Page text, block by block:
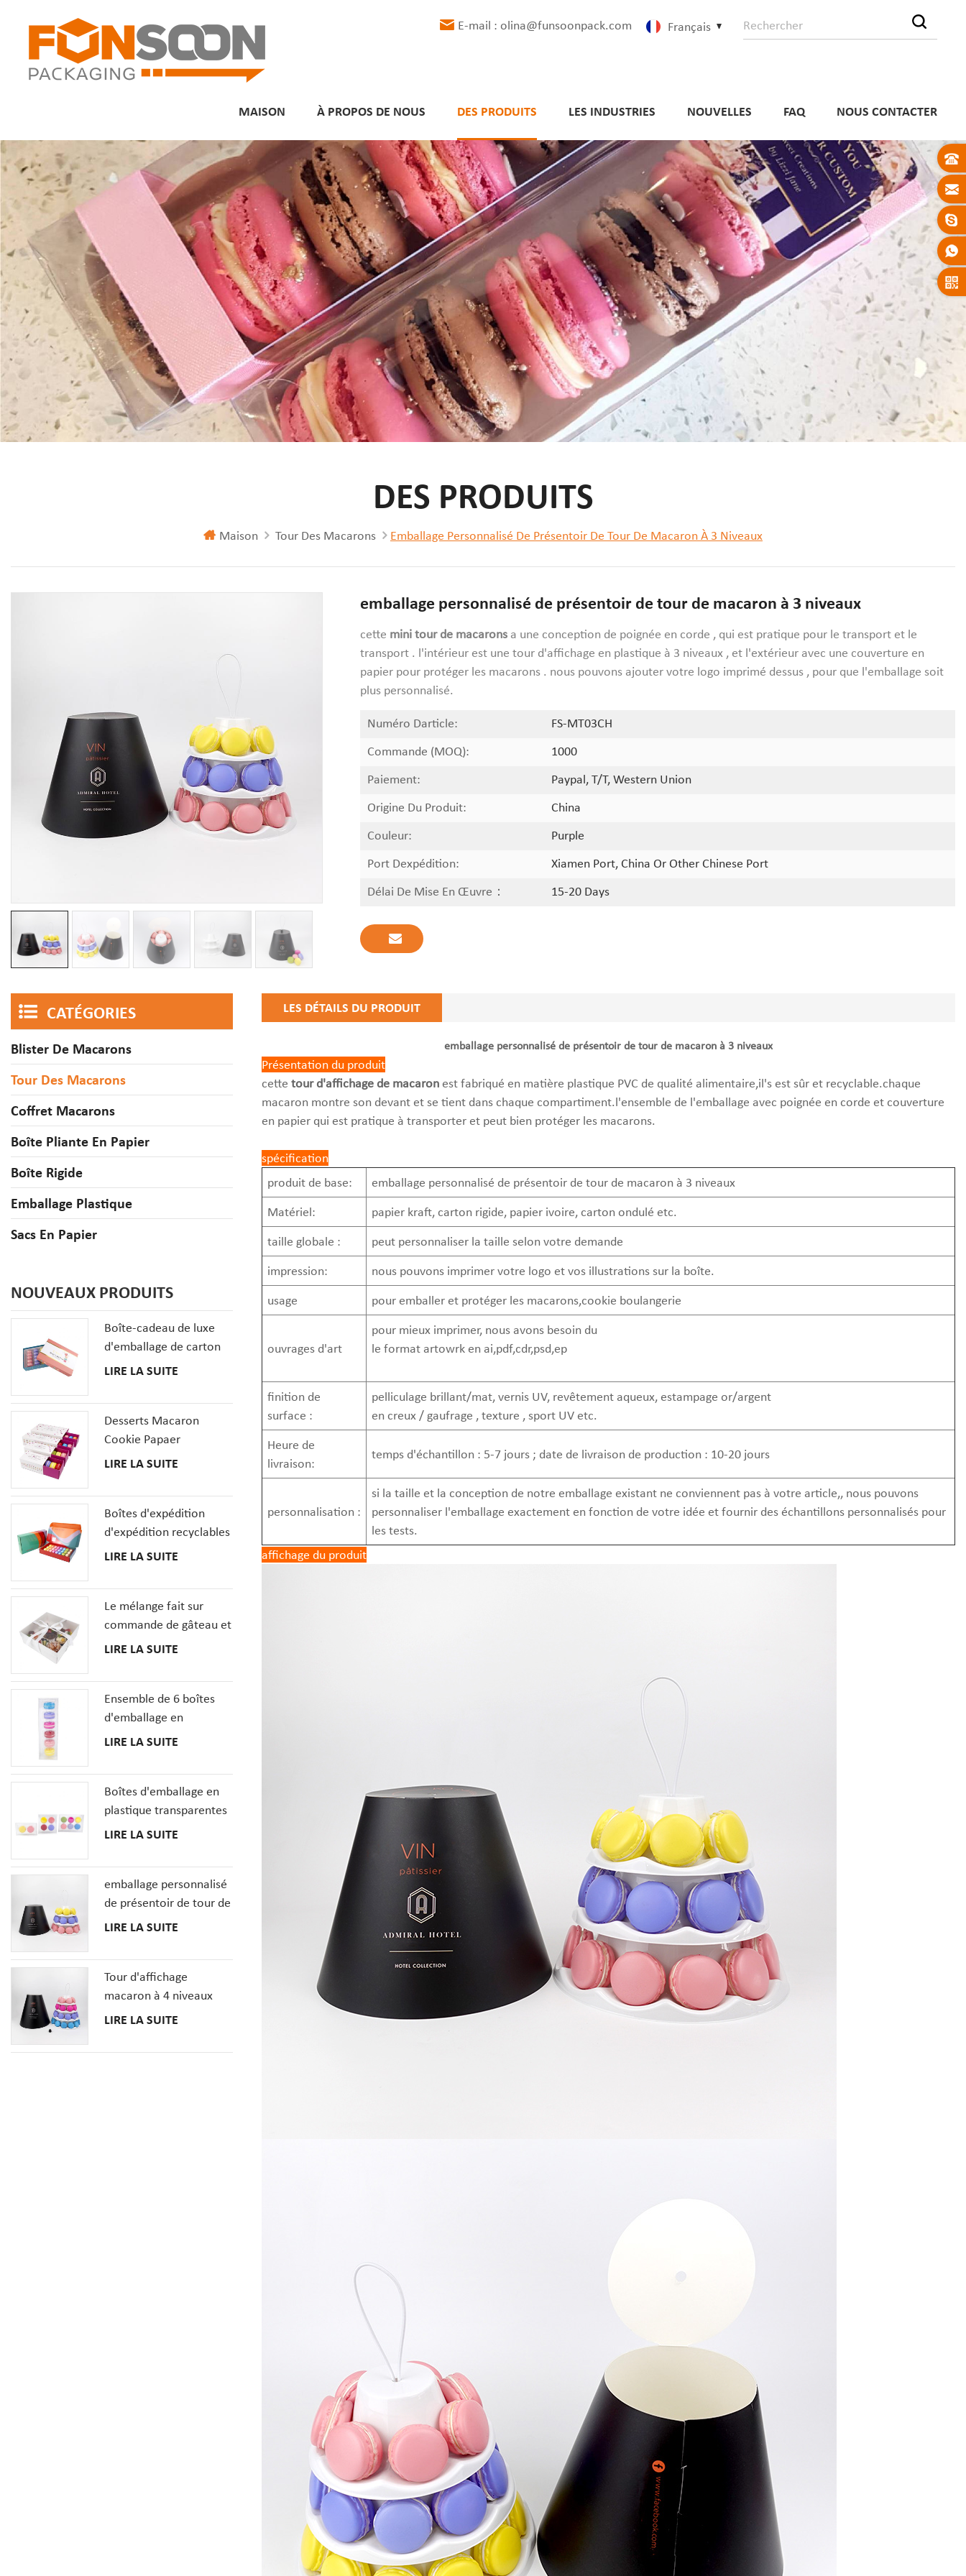
E-mail : olina@funsoonpack.com Français
MAISON À PROPOS DE NOUS DES PRODUITS LES INDUSTRIES NOUVELLES FAQ NOUS CONTACTER
DES PRODUITS
Maison Tour Des Macarons Emballage Personnalisé De Présentoir De Tour De Macaron À 3 Niveaux
emballage personnalisé de présentoir de tour de macaron à 3 niveaux
cette mini tour de macarons a une conception de poignée en corde , qui est pratique pour le transport et le
transport . l'intérieur est une tour d'affichage en plastique à 3 niveaux , et l'extérieur avec une couverture en
papier pour protéger les macarons . nous pouvons ajouter votre logo imprimé dessus , pour que l'emballage soit
plus personnalisé.
Numéro Darticle:
FS-MT03CH
Commande (MOQ):
1000
Paiement:
Paypal, T/T, Western Union
Origine Du Produit:
China
Couleur:
Purple
Port Dexpédition:
Xiamen Port, China Or Other Chinese Port
Délai De Mise En Œuvre：
15-20 Days
LES DÉTAILS DU PRODUIT
emballage personnalisé de présentoir de tour de macaron à 3 niveaux
Présentation du produit
cette tour d'affichage de macaronest fabriqué en matière plastique PVC de qualité alimentaire,il's est sûr et recyclable.chaque
macaron montre son devant et se tient dans chaque compartiment.l'ensemble de l'emballage avec poignée en corde et couverture
en papier qui est pratique à transporter et peut bien protéger les macarons.
spécification
produit de base:
emballage personnalisé de présentoir de tour de macaron à 3 niveaux
Matériel:
papier kraft, carton rigide, papier ivoire, carton ondulé etc.
taille globale :
peut personnaliser la taille selon votre demande
impression:
nous pouvons imprimer votre logo et vos illustrations sur la boîte.
usage
pour emballer et protéger les macarons,cookie boulangerie
ouvrages d'art
pour mieux imprimer, nous avons besoin du
le format artowrk en ai,pdf,cdr,psd,ep
finition de
surface :
pelliculage brillant/mat, vernis UV, revêtement aqueux, estampage or/argent
en creux / gaufrage , texture , sport UV etc.
Heure de
livraison:
temps d'échantillon : 5-7 jours ; date de livraison de production : 10-20 jours
personnalisation :
si la taille et la conception de notre emballage existant ne conviennent pas à votre article,, nous pouvons
personnaliser l'emballage exactement en fonction de votre idée et fournir des échantillons personnalisés pour
les tests.
affichage du produit
CATÉGORIES
Blister De Macarons
Tour Des Macarons
Coffret Macarons
Boîte Pliante En Papier
Boîte Rigide
Emballage Plastique
Sacs En Papier
NOUVEAUX PRODUITS
Boîte-cadeau de luxe
d'emballage de carton
de biscuits de macaron
insertions
LIRE LA SUITE
Desserts Macaron
Cookie Papaer
Emballage Coffrets
LIRE LA SUITE
Boîtes d'expédition
d'expédition recyclables
pour la boîte en carton
macaron de beignet de
dessert
LIRE LA SUITE
Le mélange fait sur
commande de gâteau et
de petit gâteau de
de pâtisseries avec la
fenêtre claire
LIRE LA SUITE
Ensemble de 6 boîtes
d'emballage en
plastique transparent
français
LIRE LA SUITE
Boîtes d'emballage en
plastique transparentes
de biscuit de macarons
d'insertions
LIRE LA SUITE
emballage personnalisé
de présentoir de tour de
macaron à 3 niveaux
LIRE LA SUITE
Tour d'affichage
macaron à 4 niveaux
avec couverture en
LIRE LA SUITE